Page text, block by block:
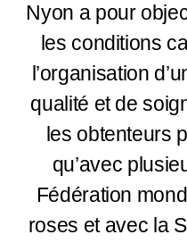
Nyon a pour
les conditions
l’organisation
qualité et de
les obtenteurs
qu’avec
Fédération
roses et avec la